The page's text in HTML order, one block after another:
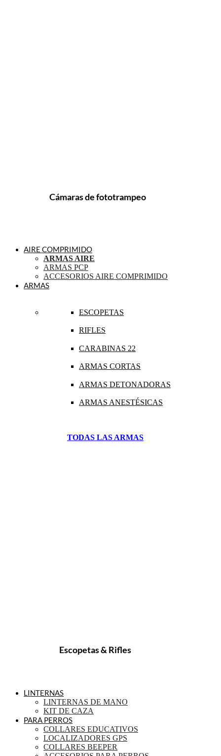
Cámaras de fototrampeo
AIRE COMPRIMIDO
ARMAS AIRE
ARMAS PCP
ACCESORIOS AIRE COMPRIMIDO
ARMAS
ESCOPETAS
RIFLES
CARABINAS 22
ARMAS CORTAS
ARMAS DETONADORAS
ARMAS ANESTÉSICAS
TODAS LAS ARMAS
Escopetas & Rifles
LINTERNAS
LINTERNAS DE MANO
KIT DE CAZA
PARA PERROS
COLLARES EDUCATIVOS
LOCALIZADORES GPS
COLLARES BEEPER